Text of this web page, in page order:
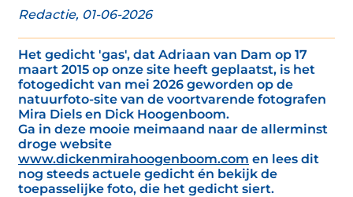
Redactie, 01-06-2026
Het gedicht 'gas', dat Adriaan van Dam op 17
maart 2015 op onze site heeft geplaatst, is het
fotogedicht van mei 2026 geworden op de
natuurfoto-site van de voortvarende fotografen
Mira Diels en Dick Hoogenboom.
Ga in deze mooie meimaand naar de allerminst
droge website
www.dickenmirahoogenboom.com en lees dit
nog steeds actuele gedicht én bekijk de
toepasselijke foto, die het gedicht siert.